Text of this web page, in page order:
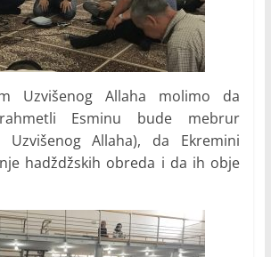
Uzvišenog Allaha molimo da
Esminu bude mebrur
Allaha), da Ekremini
hadždžskih obreda i da ih obje